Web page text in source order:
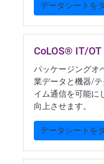
データシートを
CoLOS® IT/
パッケージングオ
業データと機器/
イム通信を可能に
向上させます。
データシートを